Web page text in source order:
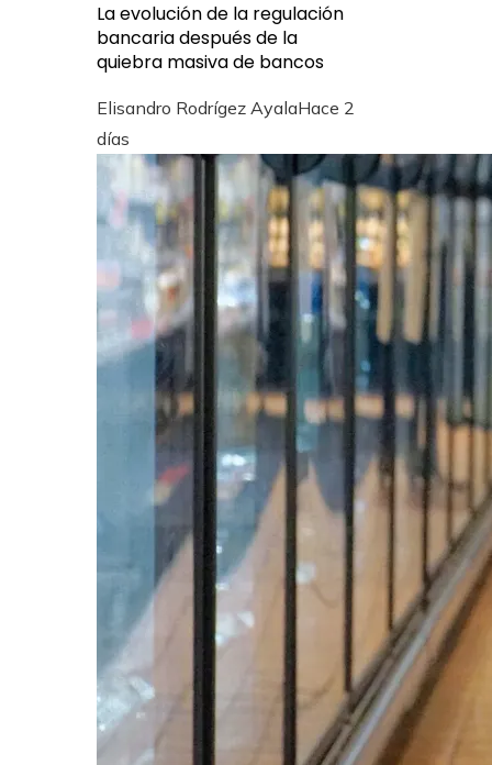
La evolución de la regulación
bancaria después de la
quiebra masiva de bancos
Elisandro Rodrígez AyalaHace 2
días